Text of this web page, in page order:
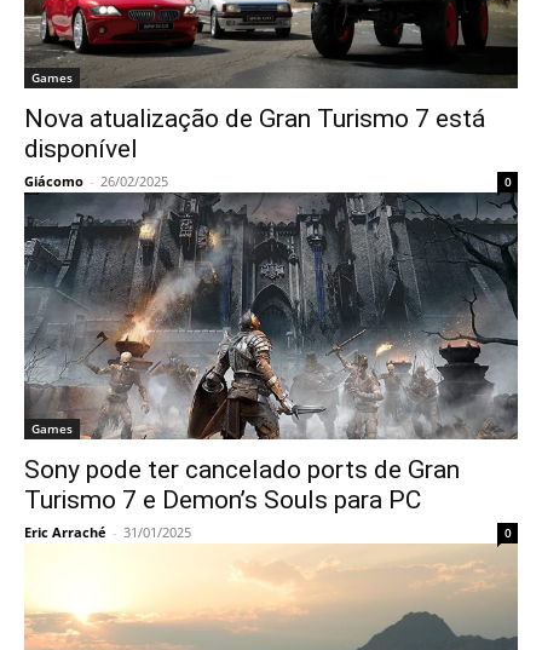
Games
Nova atualização de Gran Turismo 7 está
disponível
Giácomo - 26/02/2025 0
Games
Sony pode ter cancelado ports de Gran
Turismo 7 e Demon’s Souls para PC
Eric Arraché - 31/01/2025 0